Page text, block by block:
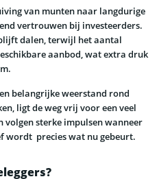
van munten naar langdurige
vertrouwen bij investeerders.
dalen, terwijl het aantal
aanbod, wat extra druk
belangrijke weerstand rond
ligt de weg vrij voor een veel
volgen sterke impulsen wanneer
wordt precies wat nu gebeurt.